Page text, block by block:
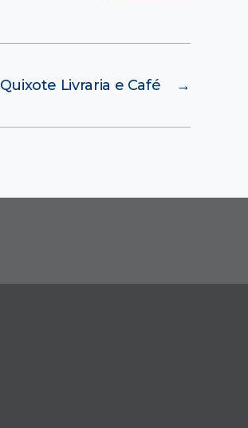
→
Quixote Livraria e Café